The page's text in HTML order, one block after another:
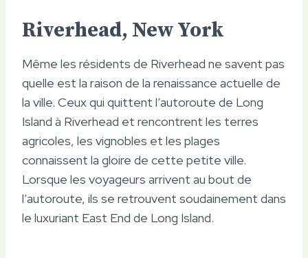
Riverhead, New York
Même les résidents de Riverhead ne savent pas
quelle est la raison de la renaissance actuelle de
la ville. Ceux qui quittent l’autoroute de Long
Island à Riverhead et rencontrent les terres
agricoles, les vignobles et les plages
connaissent la gloire de cette petite ville.
Lorsque les voyageurs arrivent au bout de
l’autoroute, ils se retrouvent soudainement dans
le luxuriant East End de Long Island.